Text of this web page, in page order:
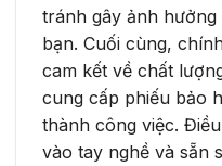
tránh gây ảnh hưởng
bạn. Cuối cùng,
cam kết về chất
cung cấp phiếu bảo
thành công việc.
vào tay nghề và sẵn